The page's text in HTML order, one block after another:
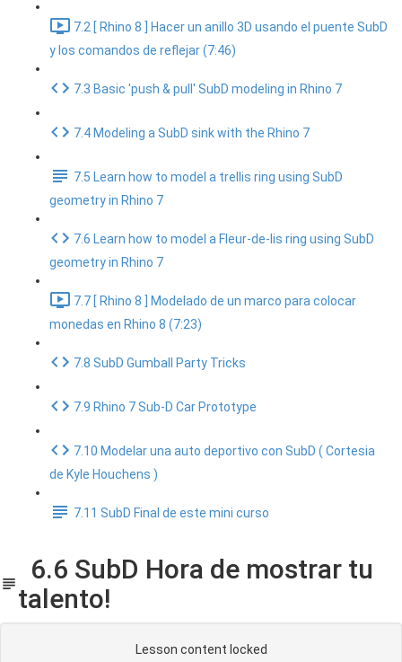
7.2 [ Rhino 8 ] Hacer un anillo 3D usando el puente SubD
y los comandos de reflejar (7:46)
7.3 Basic 'push & pull' SubD modeling in Rhino 7
7.4 Modeling a SubD sink with the Rhino 7
7.5 Learn how to model a trellis ring using SubD
geometry in Rhino 7
7.6 Learn how to model a Fleur-de-lis ring using SubD
geometry in Rhino 7
7.7 [ Rhino 8 ] Modelado de un marco para colocar
monedas en Rhino 8 (7:23)
7.8 SubD Gumball Party Tricks
7.9 Rhino 7 Sub-D Car Prototype
7.10 Modelar una auto deportivo con SubD ( Cortesia
de Kyle Houchens )
7.11 SubD Final de este mini curso
6.6 SubD Hora de mostrar tu
talento!
Lesson content locked